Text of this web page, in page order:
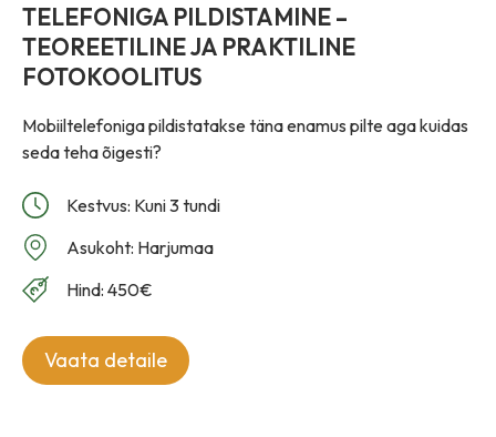
TELEFONIGA PILDISTAMINE –
TEOREETILINE JA PRAKTILINE
FOTOKOOLITUS
Mobiiltelefoniga pildistatakse täna enamus pilte aga kuidas
seda teha õigesti?
Kestvus: Kuni 3 tundi
Asukoht: Harjumaa
Hind: 450€
Vaata detaile